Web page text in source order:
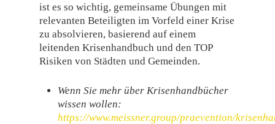
ist es so wichtig, gemeinsame Übungen mit
relevanten Beteiligten im Vorfeld einer Krise
zu absolvieren, basierend auf einem
leitenden Krisenhandbuch und den TOP
Risiken von Städten und Gemeinden.
Wenn Sie mehr über Krisenhandbücher
wissen wollen:
https://www.meissner.group/praevention/